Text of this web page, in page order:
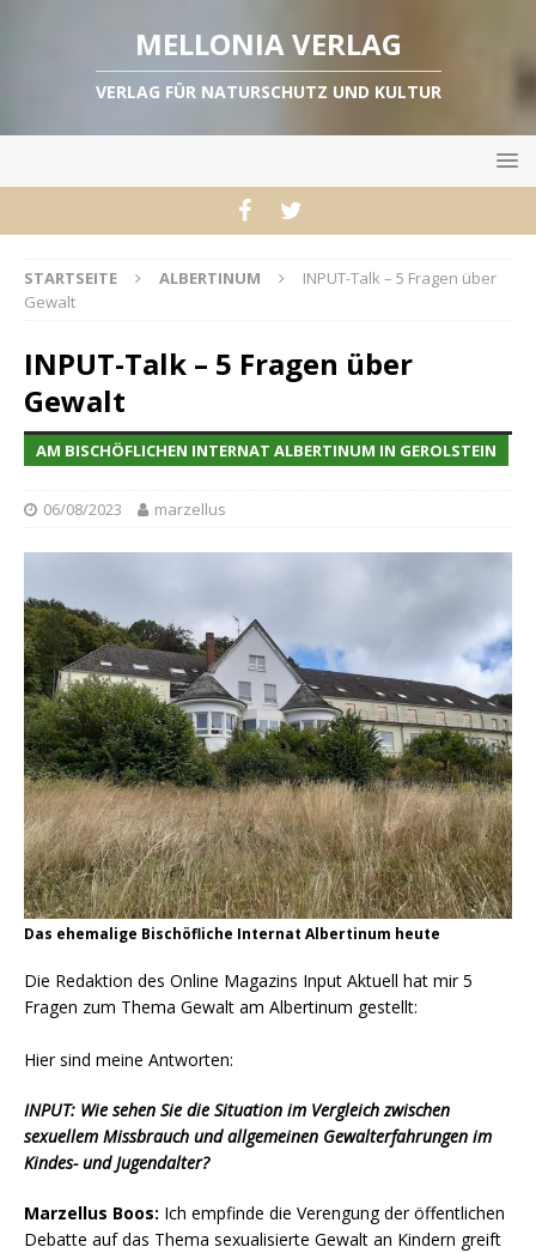
MELLONIA VERLAG
VERLAG FÜR NATURSCHUTZ UND KULTUR
STARTSEITE ALBERTINUM
INPUT-Talk – 5 Fragen über
Gewalt
INPUT-Talk – 5 Fragen über
Gewalt
AM BISCHÖFLICHEN INTERNAT ALBERTINUM IN GEROLSTEIN
06/08/2023 marzellus
Das ehemalige Bischöfliche Internat Albertinum heute
Die Redaktion des Online Magazins Input Aktuell hat mir 5
Fragen zum Thema Gewalt am Albertinum gestellt:
Hier sind meine Antworten:
INPUT: Wie sehen Sie die Situation im Vergleich zwischen
sexuellem Missbrauch und allgemeinen Gewalterfahrungen im
Kindes- und Jugendalter?
Marzellus Boos: Ich empfinde die Verengung der öffentlichen
Debatte auf das Thema sexualisierte Gewalt an Kindern greift